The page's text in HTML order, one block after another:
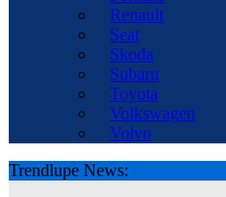
Renault
Seat
Skoda
Subaru
Toyota
Volkswagen
Volvo
Trendlupe News: